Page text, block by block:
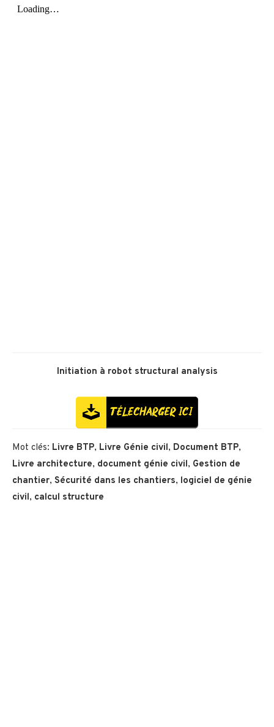
Initiation à robot structural analysis
Mot clés: Livre BTP, Livre Génie civil, Document BTP,
Livre architecture, document génie civil, Gestion de
chantier, Sécurité dans les chantiers, logiciel de génie
civil, calcul structure